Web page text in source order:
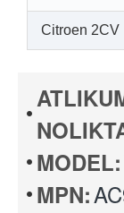
Citroen 2CV
MODEL:
MPN: